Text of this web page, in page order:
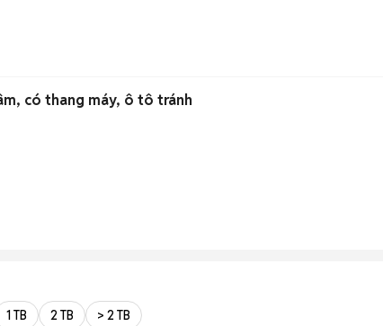
có thang máy, ô tô tránh
1 TB 2 TB > 2 TB